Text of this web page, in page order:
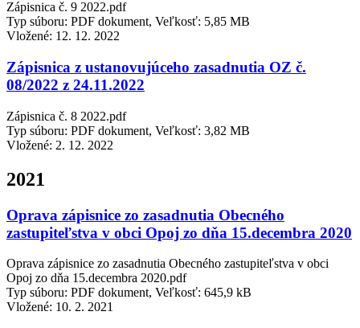
Zápisnica č. 9 2022.pdf
Typ súboru: PDF dokument, Veľkosť: 5,85 MB
Vložené: 12. 12. 2022
Zápisnica z ustanovujúceho zasadnutia OZ č.
08/2022 z 24.11.2022
Zápisnica č. 8 2022.pdf
Typ súboru: PDF dokument, Veľkosť: 3,82 MB
Vložené: 2. 12. 2022
2021
Oprava zápisnice zo zasadnutia Obecného
zastupiteľstva v obci Opoj zo dňa 15.decembra 2020
Oprava zápisnice zo zasadnutia Obecného zastupiteľstva v obci
Opoj zo dňa 15.decembra 2020.pdf
Typ súboru: PDF dokument, Veľkosť: 645,9 kB
Vložené: 10. 2. 2021